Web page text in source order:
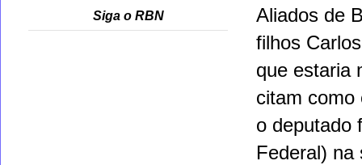
Aliados de
filhos
que estaria
citam como
o deputado
Federal) na
Siga o RBN